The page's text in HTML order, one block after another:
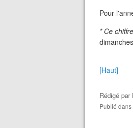
Pour
* Ce chiffre
[Haut]
Rédigé par
Publié dans